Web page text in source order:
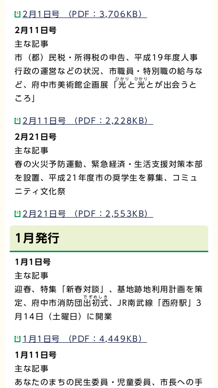
2月1日号 （PDF：3,706KB）
2月11日号
主な記事
市（都）民税・所得税の申告、平成19年度人事
行政の運営などの状況、市職員・特別職の給与な
ど、府中市美術館企画展「
光
ひかり
と 光
ひかり
とが出会うと
ころ」
2月11日号 （PDF：2,228KB）
2月21日号
主な記事
春の火災予防運動、緊急経済・生活支援対策本部
を設置、平成21年度市の奨学生を募集、コミュ
ニティ文化祭
2月21日号 （PDF：2,553KB）
1月発行
1月1日号
主な記事
迎春、特集「新春対談」、基地跡地利用計画を策
定、府中市消防団 出初式
でぞめしき
、JR南武線「西府駅」3
月14日（土曜日）に開業
1月1日号 （PDF：4,449KB）
1月11日号
主な記事
あなたのまちの民生委員・児童委員、市長への手